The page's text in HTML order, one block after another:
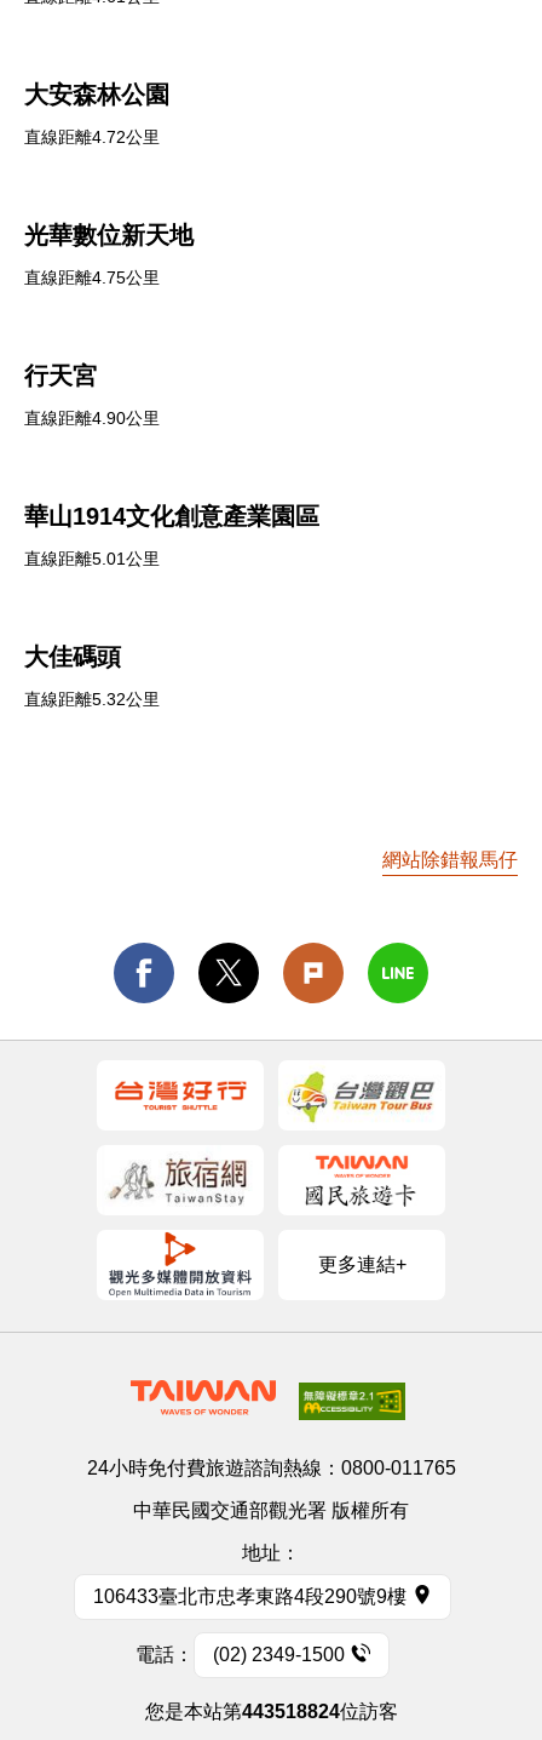
大安森林公園
直線距離4.72公里
光華數位新天地
直線距離4.75公里
行天宮
直線距離4.90公里
華山1914文化創意產業園區
直線距離5.01公里
大佳碼頭
直線距離5.32公里
網站除錯報馬仔
更多連結+
24小時免付費旅遊諮詢熱線： 0800-011765
中華民國交通部觀光署 版權所有
地址：
106433臺北市忠孝東路4段290號9樓
電話： (02) 2349-1500
您是本站第443518824位訪客